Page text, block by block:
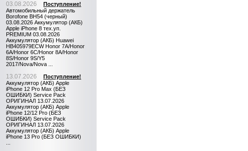
03.08.2026
Поступление!
Автомобильный держатель
Borofone BH54 (черный)
03.08.2026 Аккумулятор (АКБ)
Apple iPhone 8 тех.уп.
PREMIUM 03.08.2026
Аккумулятор (АКБ) Huawei
HB405979ECW Honor 7A/Honor
6A/Honor 6C/Honor 8A/Honor
8S/Honor 9S/Y5
2017/Nova/Nova ...
13.07.2026
Поступление!
Аккумулятор (АКБ) Apple
iPhone 12 Pro Max (БЕЗ
ОШИБКИ) Service Pack
ОРИГИНАЛ 13.07.2026
Аккумулятор (АКБ) Apple
iPhone 12/12 Pro (БЕЗ
ОШИБКИ) Service Pack
ОРИГИНАЛ 13.07.2026
Аккумулятор (АКБ) Apple
iPhone 13 Pro (БЕЗ ОШИБКИ)